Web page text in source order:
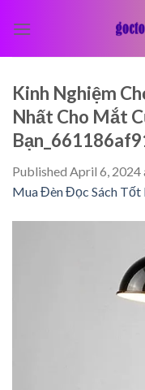
Kinh Nghiệm
Nhất Cho Mắt
Published April 6, 2024
Mua Đèn Đọc Sách